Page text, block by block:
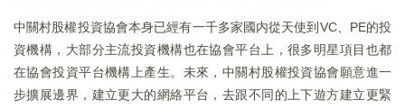
中關村股權投資協會本身已經有一千多家國内從天使到VC、PE的投
資機構，大部分主流投資機構也在協會平台上，很多明星項目也都
在協會投資平台機構上產生。未來，中關村股權投資協會願意進一
步擴展邊界，建立更大的網絡平台，去跟不同的上下遊方建立更緊